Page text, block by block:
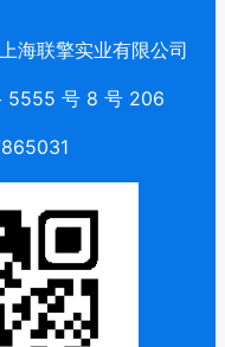
联擎实业有限公司
5555 号 8 号 206